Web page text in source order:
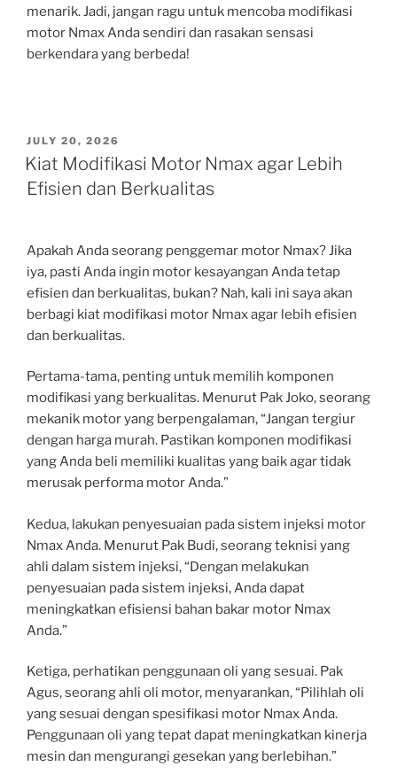
menarik. Jadi, jangan ragu untuk mencoba modifikasi
motor Nmax Anda sendiri dan rasakan sensasi
berkendara yang berbeda!
POSTED
ON
JULY 20, 2026
Kiat Modifikasi Motor Nmax agar Lebih
Efisien dan Berkualitas
Apakah Anda seorang penggemar motor Nmax? Jika
iya, pasti Anda ingin motor kesayangan Anda tetap
efisien dan berkualitas, bukan? Nah, kali ini saya akan
berbagi kiat modifikasi motor Nmax agar lebih efisien
dan berkualitas.
Pertama-tama, penting untuk memilih komponen
modifikasi yang berkualitas. Menurut Pak Joko, seorang
mekanik motor yang berpengalaman, “Jangan tergiur
dengan harga murah. Pastikan komponen modifikasi
yang Anda beli memiliki kualitas yang baik agar tidak
merusak performa motor Anda.”
Kedua, lakukan penyesuaian pada sistem injeksi motor
Nmax Anda. Menurut Pak Budi, seorang teknisi yang
ahli dalam sistem injeksi, “Dengan melakukan
penyesuaian pada sistem injeksi, Anda dapat
meningkatkan efisiensi bahan bakar motor Nmax
Anda.”
Ketiga, perhatikan penggunaan oli yang sesuai. Pak
Agus, seorang ahli oli motor, menyarankan, “Pilihlah oli
yang sesuai dengan spesifikasi motor Nmax Anda.
Penggunaan oli yang tepat dapat meningkatkan kinerja
mesin dan mengurangi gesekan yang berlebihan.”